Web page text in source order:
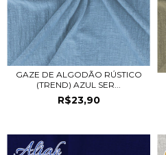
GAZE DE ALGODÃO RÚSTICO
(TREND) AZUL SER...
R$23,90